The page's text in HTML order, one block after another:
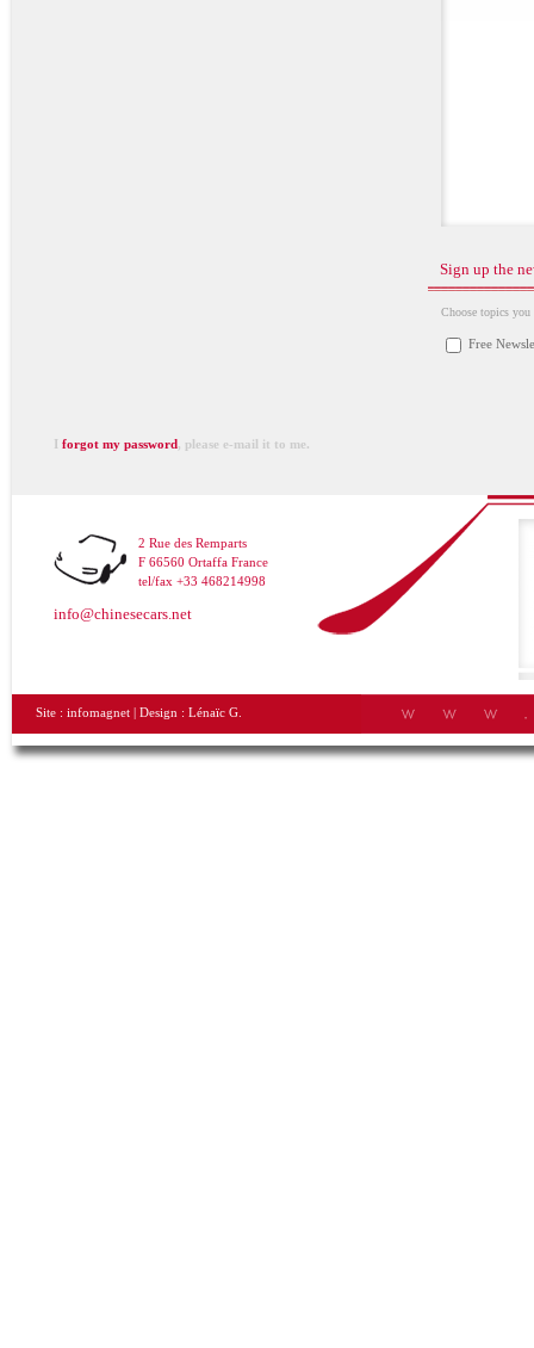
Sign up the
Choose topics you
Free
I forgot my password, please e-mail it to me.
2 Rue des Remparts
F 66560 Ortaffa France
tel/fax +33 468214998
info@chinesecars.net
Site : infomagnet | Design : Lénaïc G.